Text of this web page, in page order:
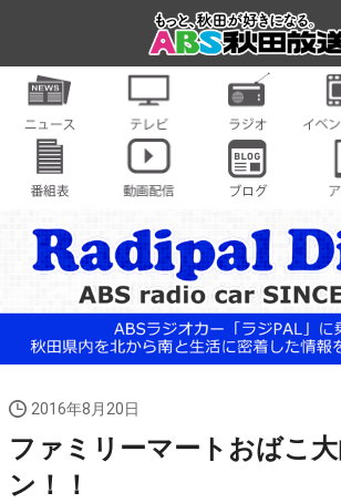
2016年8月20日
ファミリーマートおばこ
ン！！